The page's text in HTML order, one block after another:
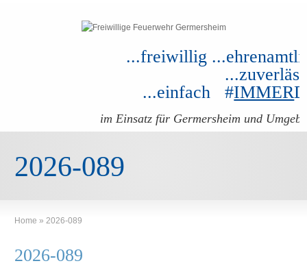
...freiwillig
...einfach #IMMER
im Einsatz für Germersheim und
2026-089
Home » 2026-089
2026-089